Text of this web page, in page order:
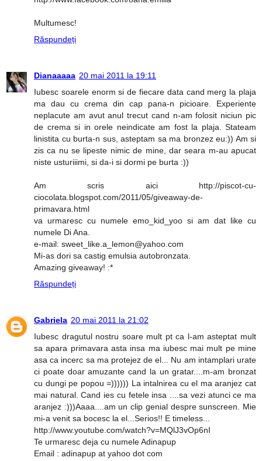
Multumesc!
Răspundeți
Dianaaaaa 20 mai 2011 la 19:11
Iubesc soarele enorm si de fiecare data cand merg la plaja
ma dau cu crema din cap pana-n picioare. Experiente
neplacute am avut anul trecut cand n-am folosit niciun pic
de crema si in orele neindicate am fost la plaja. Stateam
linistita cu burta-n sus, asteptam sa ma bronzez eu:)) Am si
zis ca nu se lipeste nimic de mine, dar seara m-au apucat
niste usturiiimi, si da-i si dormi pe burta :))
Am scris aici http://piscot-cu-
ciocolata.blogspot.com/2011/05/giveaway-de-
primavara.html
va urmaresc cu numele emo_kid_yoo si am dat like cu
numele Di Ana.
e-mail: sweet_like.a_lemon@yahoo.com
Mi-as dori sa castig emulsia autobronzata.
Amazing giveaway! :*
Răspundeți
Gabriela 20 mai 2011 la 21:02
Iubesc dragutul nostru soare mult pt ca l-am asteptat mult
sa apara primavara asta insa ma iubesc mai mult pe mine
asa ca incerc sa ma protejez de el... Nu am intamplari urate
ci poate doar amuzante cand la un gratar....m-am bronzat
cu dungi pe popou =)))))) La intalnirea cu el ma aranjez cat
mai natural. Cand ies cu fetele insa ....sa vezi atunci ce ma
aranjez :)))Aaaa....am un clip genial despre sunscreen. Mie
mi-a venit sa bocesc la el...Serios!! E timeless...
http://www.youtube.com/watch?v=MQlJ3vOp6nI
Te urmaresc deja cu numele Adinapup
Email : adinapup at yahoo dot com